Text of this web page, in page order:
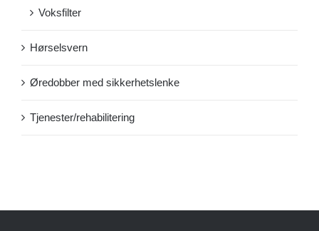
Voksfilter
Hørselsvern
Øredobber med sikkerhetslenke
Tjenester/rehabilitering